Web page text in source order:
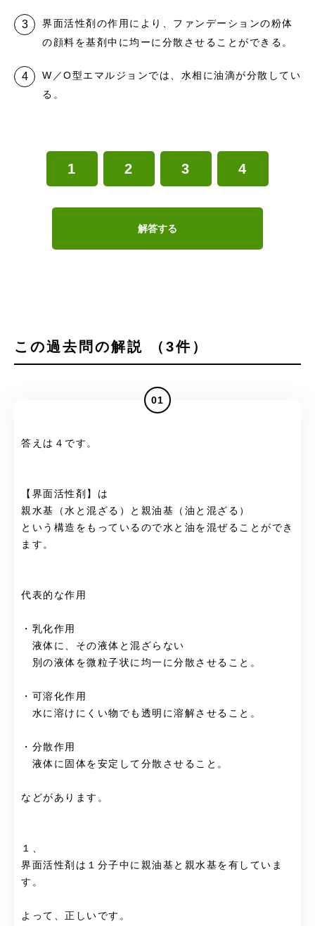
界面活性剤の作用により、ファンデーションの粉体
の顔料を基剤中に均ーに分散させることができる。
W／O型エマルジョンでは、水相に油滴が分散してい
る。
1 2 3 4
解答する
この過去問の解説 （3件）
01
答えは４です。
【界面活性剤】は
親水基（水と混ざる）と親油基（油と混ざる）
という構造をもっているので水と油を混ぜることができ
ます。
代表的な作用
・乳化作用
液体に、その液体と混ざらない
別の液体を微粒子状に均一に分散させること。
・可溶化作用
水に溶けにくい物でも透明に溶解させること。
・分散作用
液体に固体を安定して分散させること。
などがあります。
１、
界面活性剤は１分子中に親油基と親水基を有していま
す。
よって、正しいです。